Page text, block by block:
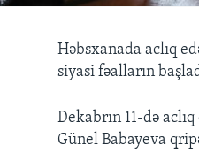
Həbsxanada aclıq
siyasi fəalların
Dekabrın 11-də
Günel Babayeva